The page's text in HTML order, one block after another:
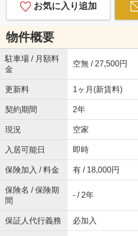
お気に入り追加
物件概要
駐車場 / 月額料
金
空無 / 27,500円
更新料 1ヶ月(新賃料)
契約期間 2年
現況 空家
入居可能日 即時
保険加入 / 料金 有 / 18,000円
保険名 / 保険期
間
- / 2年
保証人代行義務 必加入